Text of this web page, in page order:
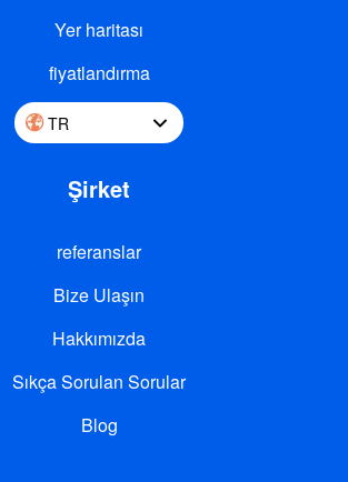
Yer haritası
fiyatlandırma
TR
Şirket
referanslar
Bize Ulaşın
Hakkımızda
Sıkça Sorulan Sorular
Blog